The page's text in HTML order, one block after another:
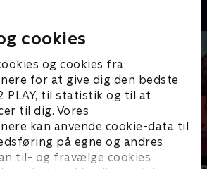
cookies
og cookies fra
for at give dig den bedste
PLAY, til statistik og til at
til dig. Vores
kan anvende cookie-data til
på egne og andres
til- og fravælge cookies